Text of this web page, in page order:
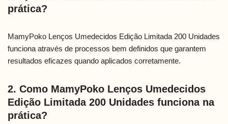
prática?
MamyPoko Lenços Umedecidos Edição Limitada 200 Unidades
funciona através de processos bem definidos que garantem
resultados eficazes quando aplicados corretamente.
2. Como MamyPoko Lenços Umedecidos
Edição Limitada 200 Unidades funciona na
prática?